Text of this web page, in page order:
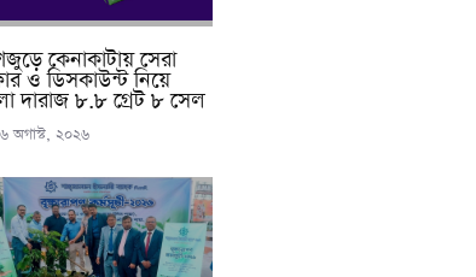
কেনাকাটায় সেরা
ও ডিসকাউন্ট নিয়ে
দারাজ ৮.৮ গ্রেট ৮ সেল
৬ অগাস্ট, ২০২৬